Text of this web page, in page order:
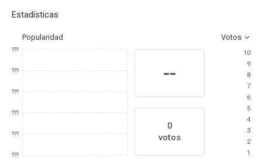
Estadísticas
Popularidad Votos
???
???
???
???
???
???
--
0
votos
10
9
8
7
6
5
4
3
2
1